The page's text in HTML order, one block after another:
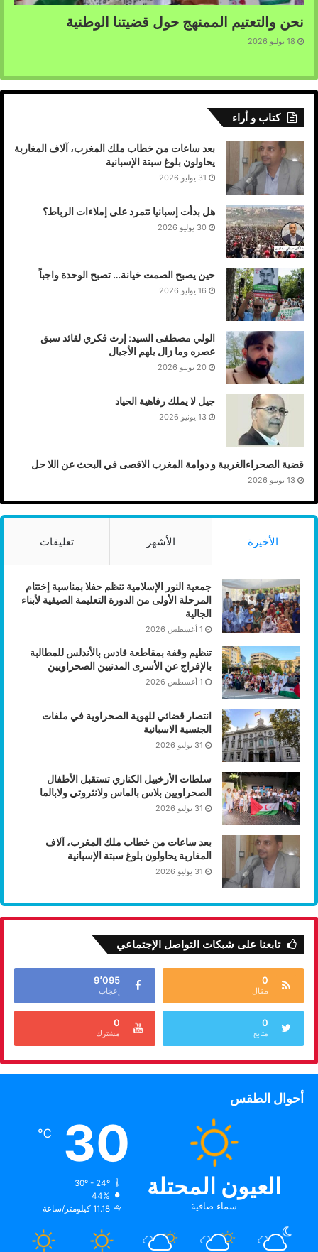
نحن والتعتيم الممنهج حول قضيتنا الوطنية
18 يوليو 2026
كتاب و أراء
بعد ساعات من خطاب ملك المغرب، آلاف المغاربة
يحاولون بلوغ سبتة الإسبانية
31 يوليو 2026
هل بدأت إسبانيا تتمرد على إملاءات الرباط؟
30 يوليو 2026
حين يصبح الصمت خيانة… تصبح الوحدة واجباً
16 يوليو 2026
الولي مصطفى السيد: إرث فكري لقائد سبق
عصره وما زال يلهم الأجيال
20 يونيو 2026
جيل لا يملك رفاهية الحياد
13 يونيو 2026
قضية الصحراءالغربية و دوامة المغرب الاقصى في البحث عن اللا حل
13 يونيو 2026
الأخيرة الأشهر تعليقات
جمعية النور الإسلامية تنظم حفلا بمناسبة إختتام
المرحلة الأولى من الدورة التعليمة الصيفية لأبناء
الجالية
1 أغسطس 2026
تنظيم وقفة بمقاطعة قادس بالأندلس للمطالبة
بالإفراج عن الأسرى المدنيين الصحراويين
1 أغسطس 2026
انتصار قضائي للهوية الصحراوية في ملفات
الجنسية الاسبانية
31 يوليو 2026
سلطات الأرخبيل الكناري تستقبل الأطفال
الصحراويين بلاس بالماس ولانثروتي ولابالما
31 يوليو 2026
بعد ساعات من خطاب ملك المغرب، آلاف
المغاربة يحاولون بلوغ سبتة الإسبانية
31 يوليو 2026
تابعنا على شبكات التواصل الإجتماعي
0
مقال
9٬095
إعجاب
0
متابع
0
مشترك
أحوال الطقس
العيون المحتلة
سماء صافية
30
℃
30º - 24º
44%
11.18 كيلومتر/ساعة